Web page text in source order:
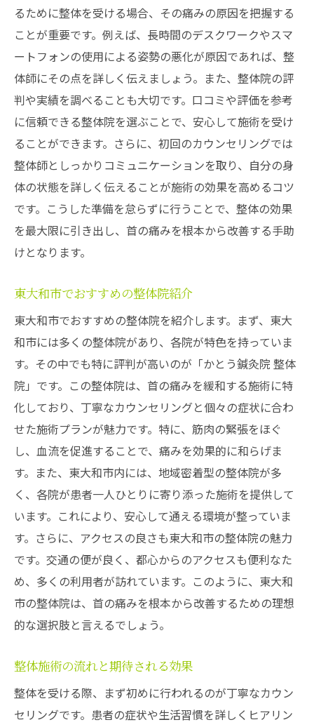
るために整体を受ける場合、その痛みの原因を把握する
ことが重要です。例えば、長時間のデスクワークやスマ
ートフォンの使用による姿勢の悪化が原因であれば、整
体師にその点を詳しく伝えましょう。また、整体院の評
判や実績を調べることも大切です。口コミや評価を参考
に信頼できる整体院を選ぶことで、安心して施術を受け
ることができます。さらに、初回のカウンセリングでは
整体師としっかりコミュニケーションを取り、自分の身
体の状態を詳しく伝えることが施術の効果を高めるコツ
です。こうした準備を怠らずに行うことで、整体の効果
を最大限に引き出し、首の痛みを根本から改善する手助
けとなります。
東大和市でおすすめの整体院紹介
東大和市でおすすめの整体院を紹介します。まず、東大
和市には多くの整体院があり、各院が特色を持っていま
す。その中でも特に評判が高いのが「かとう鍼灸院 整体
院」です。この整体院は、首の痛みを緩和する施術に特
化しており、丁寧なカウンセリングと個々の症状に合わ
せた施術プランが魅力です。特に、筋肉の緊張をほぐ
し、血流を促進することで、痛みを効果的に和らげま
す。また、東大和市内には、地域密着型の整体院が多
く、各院が患者一人ひとりに寄り添った施術を提供して
います。これにより、安心して通える環境が整っていま
す。さらに、アクセスの良さも東大和市の整体院の魅力
です。交通の便が良く、都心からのアクセスも便利なた
め、多くの利用者が訪れています。このように、東大和
市の整体院は、首の痛みを根本から改善するための理想
的な選択肢と言えるでしょう。
整体施術の流れと期待される効果
整体を受ける際、まず初めに行われるのが丁寧なカウン
セリングです。患者の症状や生活習慣を詳しくヒアリン